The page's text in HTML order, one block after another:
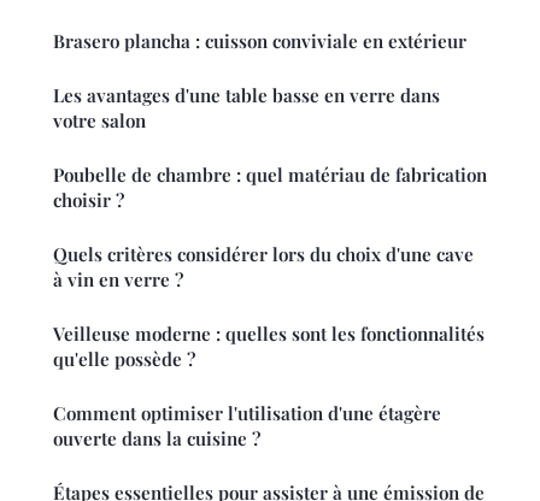
Brasero plancha : cuisson conviviale en extérieur
Les avantages d'une table basse en verre dans
votre salon
Poubelle de chambre : quel matériau de fabrication
choisir ?
Quels critères considérer lors du choix d'une cave
à vin en verre ?
Veilleuse moderne : quelles sont les fonctionnalités
qu'elle possède ?
Comment optimiser l'utilisation d'une étagère
ouverte dans la cuisine ?
Étapes essentielles pour assister à une émission de